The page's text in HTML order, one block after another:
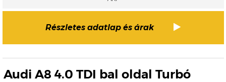
Részletes adatlap és árak
Audi A8 4.0 TDI bal oldal Turbó